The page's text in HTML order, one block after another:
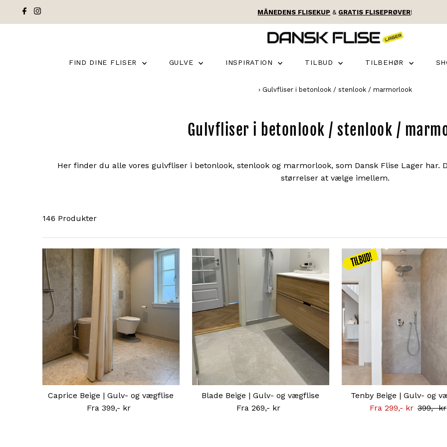
MÅNEDENS FLISEKUP & GRATIS FLISEPRØVER!
FIND DINE FLISER GULVE INSPIRATION TILBUD TILBEHØR
› Gulvfliser i betonlook / stenlook / marmorlook
Gulvfliser i betonlook / stenlook /
Her finder du alle vores gulvfliser i betonlook, stenlook og marmorlook, som Dansk Flise Lager har.
størrelser at vælge imellem.
146 Produkter
Caprice Beige | Gulv- og vægflise
Normal
Fra 399,- kr
Blade Beige | Gulv- og vægflise
Normal
Fra 269,- kr
Kampagnen
gælder
31.08
Tenby Beige | Gulv- og
Tilbudsprisen
Fra 299,- kr Normal
399,- kr